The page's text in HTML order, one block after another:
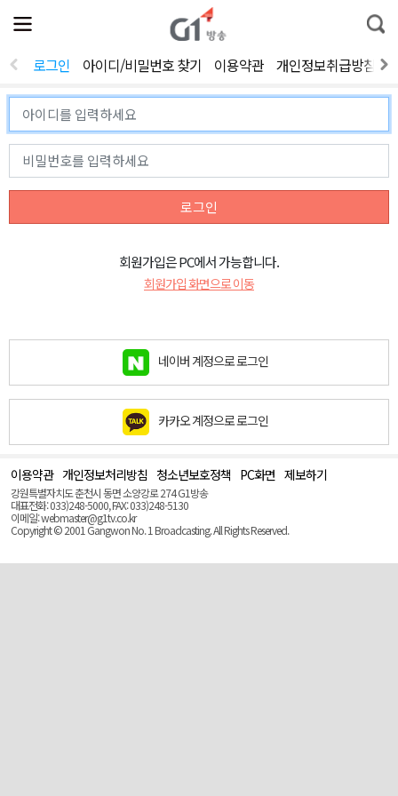
전
체
뉴
열
통
합
색
로그인 아이디/비밀번호 찾기 이용약관 개인정보취급방침
로그인
회원가입은 PC에서 가능합니다.
회원가입 화면으로 이동
네이버 계정으로 로그인
카카오 계정으로 로그인
이용약관 개인정보처리방침 청소년보호정책 PC화면 제보하기
강원특별자치도 춘천시 동면 소양강로 274 G1방송
대표전화: 033)248-5000, FAX: 033)248-5130
이메일: webmaster@g1tv.co.kr
Copyright © 2001 Gangwon No. 1 Broadcasting. All Rights Reserved.